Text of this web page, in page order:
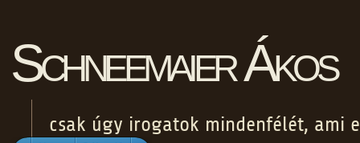
Schneemaier Ákos
csak úgy irogatok mindenfélét, ami